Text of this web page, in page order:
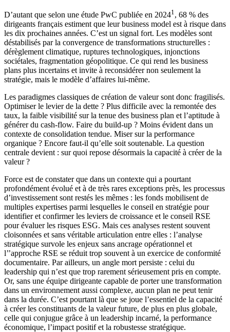
D’autant que selon une étude PwC publiée en 20241 , 68 % des
dirigeants français estiment que leur business model est à risque dans
les dix prochaines années. C’est un signal fort. Les modèles sont
déstabilisés par la convergence de transformations structurelles :
dérèglement climatique, ruptures technologiques, injonctions
sociétales, fragmentation géopolitique. Ce qui rend les business
plans plus incertains et invite à reconsidérer non seulement la
stratégie, mais le modèle d’affaires lui-même.
Les paradigmes classiques de création de valeur sont donc fragilisés.
Optimiser le levier de la dette ? Plus difficile avec la remontée des
taux, la faible visibilité sur la tenue des business plan et l’aptitude à
générer du cash-flow. Faire du build-up ? Moins évident dans un
contexte de consolidation tendue. Miser sur la performance
organique ? Encore faut-il qu’elle soit soutenable. La question
centrale devient : sur quoi repose désormais la capacité à créer de la
valeur ?
Force est de constater que dans un contexte qui a pourtant
profondément évolué et à de très rares exceptions près, les processus
d’investissement sont restés les mêmes : les fonds mobilisent de
multiples expertises parmi lesquelles le conseil en stratégie pour
identifier et confirmer les leviers de croissance et le conseil RSE
pour évaluer les risques ESG. Mais ces analyses restent souvent
cloisonnées et sans véritable articulation entre elles : l’analyse
stratégique survole les enjeux sans ancrage opérationnel et
l’’approche RSE se réduit trop souvent à un exercice de conformité
documentaire. Par ailleurs, un angle mort persiste : celui du
leadership qui n’est que trop rarement sérieusement pris en compte.
Or, sans une équipe dirigeante capable de porter une transformation
dans un environnement aussi complexe, aucun plan ne peut tenir
dans la durée. C’est pourtant là que se joue l’essentiel de la capacité
à créer les constituants de la valeur future, de plus en plus globale,
celle qui conjugue grâce à un leadership incarné, la performance
économique, l’impact positif et la robustesse stratégique.